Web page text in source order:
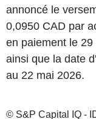
annoncé le
0,0950 CAD par
en paiement le
ainsi que la date
au 22 mai 2026.
© S&P Capital IQ -